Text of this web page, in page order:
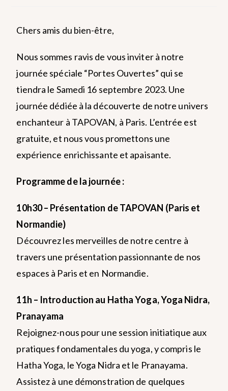
Chers amis du bien-être,
Nous sommes ravis de vous inviter à notre
journée spéciale “Portes Ouvertes” qui se
tiendra le Samedi 16 septembre 2023. Une
journée dédiée à la découverte de notre univers
enchanteur à TAPOVAN, à Paris. L’entrée est
gratuite, et nous vous promettons une
expérience enrichissante et apaisante.
Programme de la journée :
10h30 – Présentation de TAPOVAN (Paris et
Normandie)
Découvrez les merveilles de notre centre à
travers une présentation passionnante de nos
espaces à Paris et en Normandie.
11h – Introduction au Hatha Yoga, Yoga Nidra,
Pranayama
Rejoignez-nous pour une session initiatique aux
pratiques fondamentales du yoga, y compris le
Hatha Yoga, le Yoga Nidra et le Pranayama.
Assistez à une démonstration de quelques